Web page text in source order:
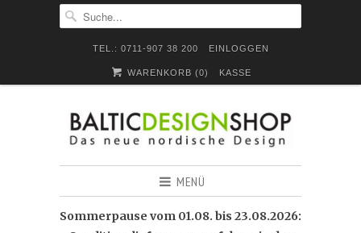
TEL.: 0711-907 38 200 EINLOGGEN
WARENKORB (0) KASSE
MENÜ
Sommerpause vom 01.08. bis 23.08.2026: